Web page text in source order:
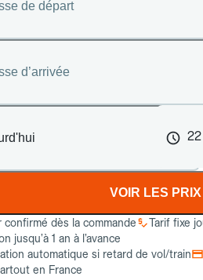
22
VOIR LES PRIX
dès la commande
Tarif fixe
jusqu’à 1 an à l’avance
automatique si retard de vol/train
en France